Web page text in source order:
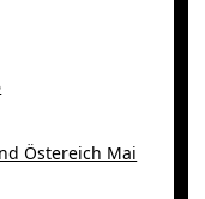
Östereich Mai